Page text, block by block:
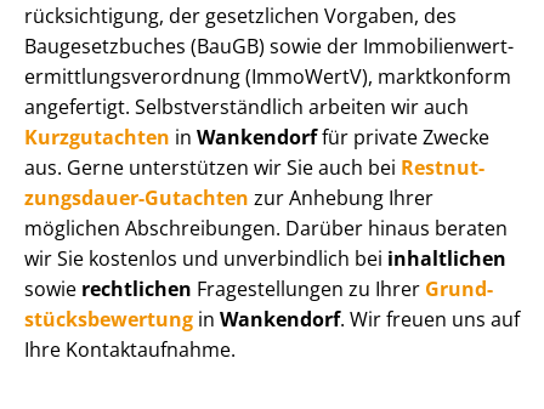
rück­sich­ti­gung, der gesetzlichen Vorgaben, des
Baugesetzbuches (BauGB) sowie der Im­mo­bi­li­en­wert­
ermitt­lungs­ver­ord­nung (ImmoWertV), marktkonform
angefertigt. Selbst­ver­ständ­lich arbeiten wir auch
Kurzgutachten in Wankendorffür private Zwecke
aus. Gerne unterstützen wir Sie auch bei Rest­nut­
zungs­dau­er-Gutachten zur Anhebung Ihrer
möglichen Abschreibungen. Darüber hinaus beraten
wir Sie kostenlos und unverbindlich bei inhaltlichen
sowie rechtlichen Fragestellungen zu Ihrer Grund­
stücks­be­wer­tung in Wankendorf. Wir freuen uns auf
Ihre Kontaktaufnahme.